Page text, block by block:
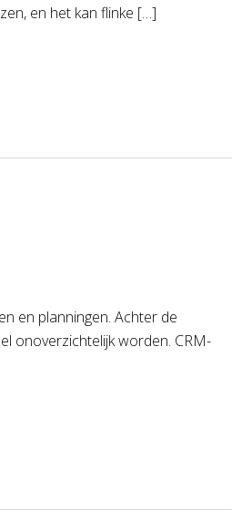
en het kan flinke […]
en planningen. Achter de
onoverzichtelijk worden. CRM-